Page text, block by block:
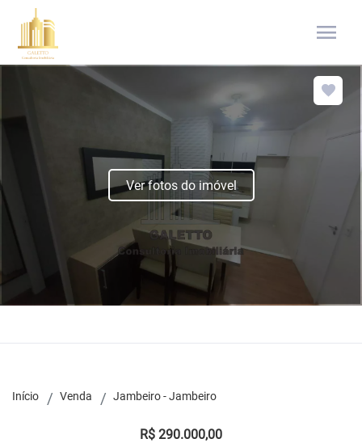
menu
Ver fotos do imóvel
Início Venda Jambeiro - Jambeiro
R$ 290.000,00